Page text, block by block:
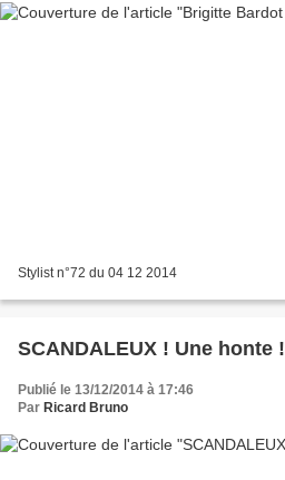
Stylist n°72 du 04 12 2014
SCANDALEUX ! Une honte !
Publié le 13/12/2014 à 17:46
Par Ricard Bruno